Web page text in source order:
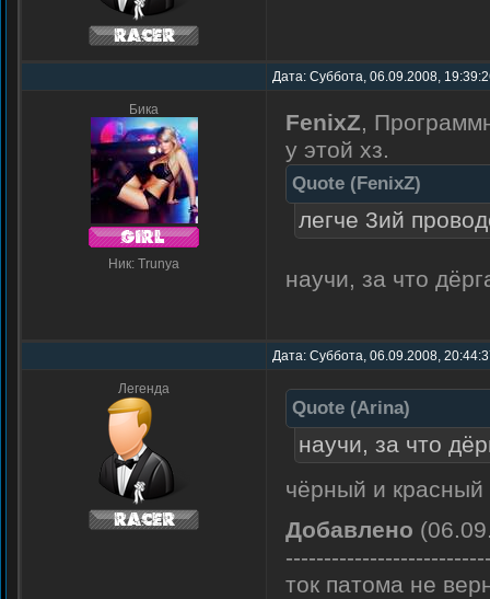
Дата: Суббота, 06.09.2008,
Бика
Ник: Trunya
FenixZ,
у этой хз.
Quote (FenixZ)
легче 3ий
научи, за что
Дата: Суббота, 06.09.2008,
Легенда
Quote (Arina)
научи, за что
чёрный и красный
Добавлено
ток патома не